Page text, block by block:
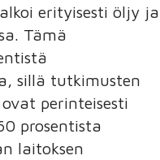
erityisesti öljy ja
Tämä
sillä tutkimusten
perinteisesti
prosentista
laitoksen